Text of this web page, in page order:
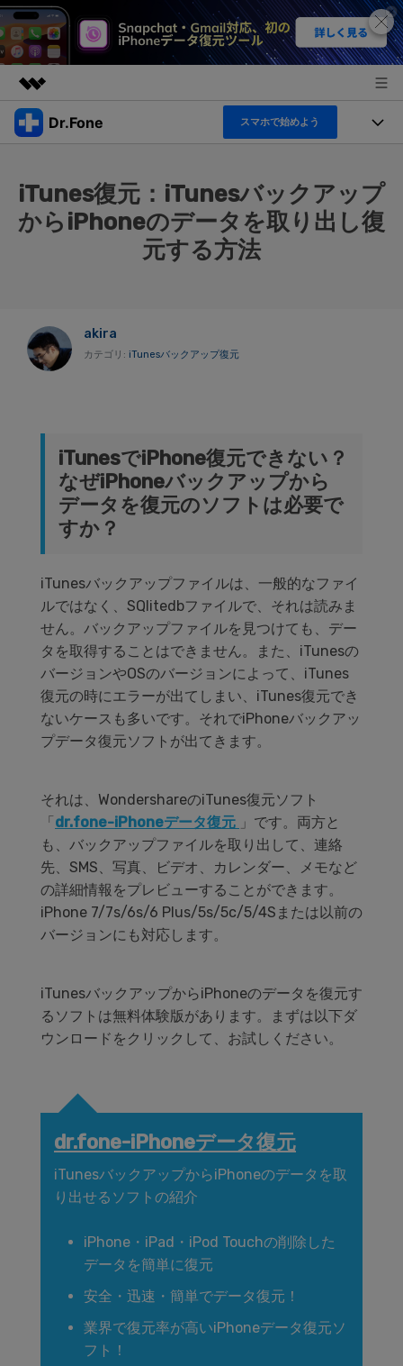
製品
ユーティリティ
法人・教育・パートナー
概要
企業情報
サポート
Dr.Fone スマホで始めよう
機能
製品
オンラインツール
製品活用
トピック
データ転送
スマホ問題
スマホ保護
検索
iTunes復元：iTunesバックアップ
からiPhoneのデータを取り出し復
元する方法
akira
カテゴリ: iTunesバックアップ復元
iTunesでiPhone復元できない？
なぜiPhoneバックアップから
データを復元のソフトは必要で
すか？
iTunesバックアップファイルは、一般的なファイ
ルではなく、SQlitedbファイルで、それは読みま
せん。バックアップファイルを見つけても、デー
タを取得することはできません。また、iTunesの
バージョンやOSのバージョンによって、iTunes
復元の時にエラーが出てしまい、iTunes復元でき
ないケースも多いです。それでiPhoneバックアッ
プデータ復元ソフトが出てきます。
それは、WondershareのiTunes復元ソフト
「dr.fone-iPhoneデータ復元 」です。両方と
も、バックアップファイルを取り出して、連絡
先、SMS、写真、ビデオ、カレンダー、メモなど
の詳細情報をプレビューすることができます。
iPhone 7/7s/6s/6 Plus/5s/5c/5/4Sまたは以前の
バージョンにも対応します。
iTunesバックアップからiPhoneのデータを復元す
るソフトは無料体験版があります。まずは以下ダ
ウンロードをクリックして、お試しください。
dr.fone-iPhoneデータ復元
iTunesバックアップからiPhoneのデータを取
り出せるソフトの紹介
iPhone・iPad・iPod Touchの削除した
データを簡単に復元
安全・迅速・簡単でデータ復元！
業界で復元率が高いiPhoneデータ復元ソ
フト！